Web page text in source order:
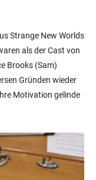
Strange New Worlds
als der Cast von
Brooks (Sam)
Gründen wieder
Motivation gelinde